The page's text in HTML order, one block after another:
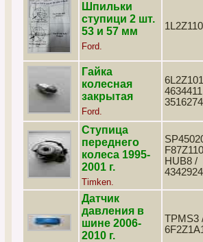
Шпильки
ступици 2 шт.
53 и 57 мм
Ford.
Гайка
колесная
закрытая
Ford.
3516274
Ступица
переднего
колеса 1995-
2001 г.
Timken.
HUB8 /
4342924
Датчик
давления в
шине 2006-
2010 г.
TPMS3